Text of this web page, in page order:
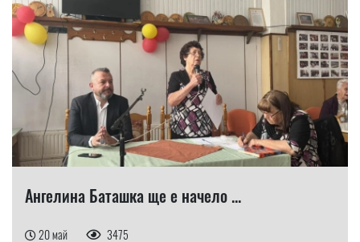
Ангелина Баташка ще е начело ...
20 май 3475